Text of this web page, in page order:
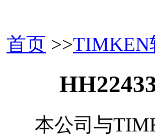
首页 >>TIMKEN
本公司与